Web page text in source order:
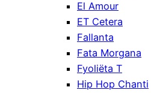
El Amour
ET Cetera
Fallanta
Fata Morgana
Fyoliëta T
Hip Hop Chanti